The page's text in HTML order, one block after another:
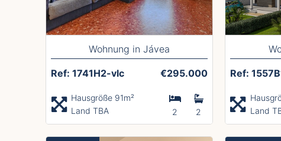
Wohnung in Jávea
Ref: 1741H2-vlc €295.000
Hausgröße 91m²
Land TBA
2 2
Ref:
Land